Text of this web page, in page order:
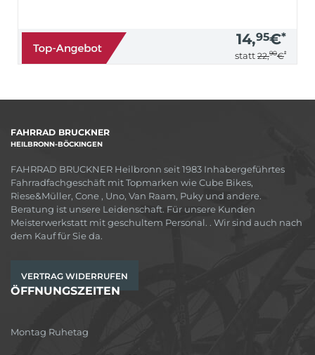
14,95€*
statt 22,90€*
FAHRRAD BRUCKNER
HEILBRONN-BÖCKINGEN
FAHRRAD BRUCKNER Heilbronn seit 1983 Inhabergeführtes
Fahrradfachgeschäft mit Topmarken wie Cube Bikes,
Riese&Müller, Cone , Uno, Van Raam, Puky und andere.
Beratung ist unsere Leidenschaft. Für unsere Kunden
Meisterwerkstatt mit geschultem Personal. . Wir sind auch nach
dem Kauf für Sie da.
VERTRAG WIDERRUFEN
ÖFFNUNGSZEITEN
Montag Ruhetag